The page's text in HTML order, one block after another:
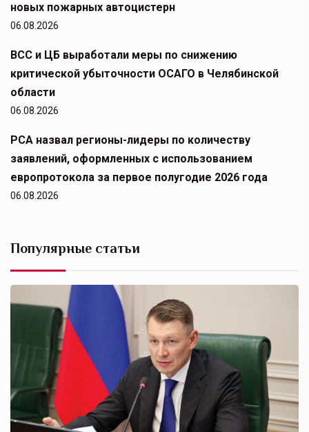
новых пожарных автоцистерн
06.08.2026
ВСС и ЦБ выработали меры по снижению
критической убыточности ОСАГО в Челябинской
области
06.08.2026
РСА назвал регионы-лидеры по количеству
заявлений, оформленных с использованием
европротокола за первое полугодие 2026 года
06.08.2026
Популярные статьи